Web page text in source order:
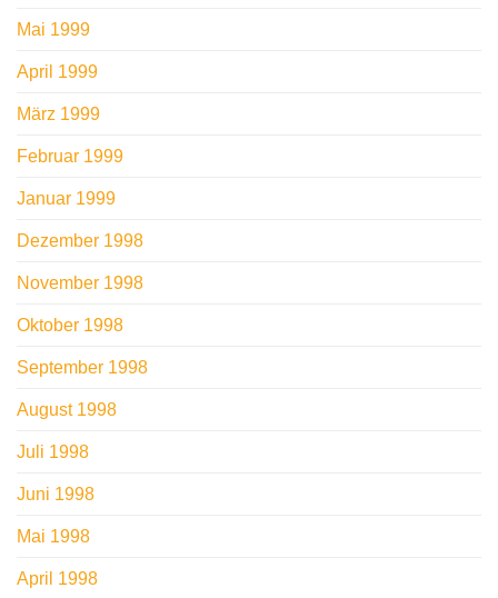
Mai 1999
April 1999
März 1999
Februar 1999
Januar 1999
Dezember 1998
November 1998
Oktober 1998
September 1998
August 1998
Juli 1998
Juni 1998
Mai 1998
April 1998